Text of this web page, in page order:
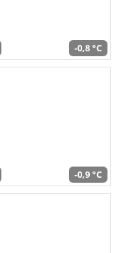
-0,8 °C
-0,9 °C